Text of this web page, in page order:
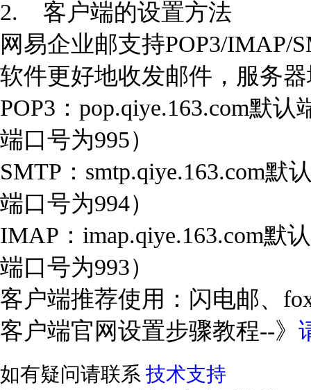
2. 客户端的设置方法
网易企业邮支持POP3/IMAP/
软件更好地收发邮件，服务
POP3：pop.qiye.163.com默
端口号为995）
SMTP：smtp.qiye.163.com默
端口号为994）
IMAP：imap.qiye.163.com默
端口号为993）
客户端推荐使用：闪电邮、
客户端官网设置步骤教程--》
如有疑问请联系 技术支持